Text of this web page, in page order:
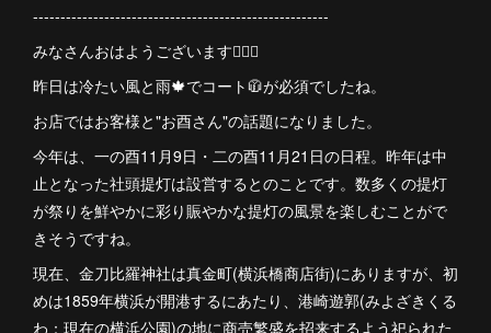
------------------------------------------------------
みなさんおはようございます🙋🏻‍♀️
昨日は冷たい風と雨🍁でコート🧥が必須でしたね。
お店ではお客様と"お酉さん"の話題になりました。
今年は、一の酉11月9日・二の酉11月21日の日程。昨年は中
止となった社頭提灯は設営するとのことです。数多くの提灯
が祭りを鮮やかに彩り賑やかな提灯の風景を楽しむことがで
きそうですね。
現在、金刀比羅神社は真金町(横浜橋商店街)にありますが、初
めは1859年横浜が開港するにあたり、港崎遊郭(みよざきくる
わ：現在の横浜公園)の地に商売繁盛を招来するよう祀られた